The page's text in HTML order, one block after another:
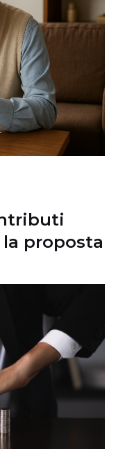
proposta